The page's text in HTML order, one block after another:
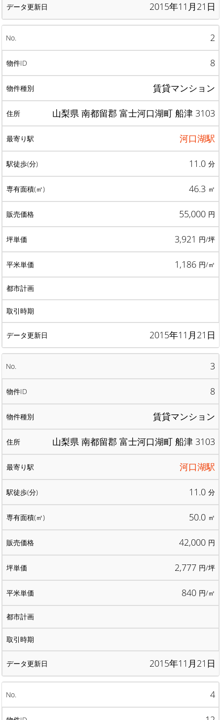
2015年11月21日
2
8
賃貸マンション
山梨県 南都留郡 富士河口湖町 船津 3103
河口湖駅
11.0 分
46.3 ㎡
55,000 円
3,921 円/坪
1,186 円/㎡
2015年11月21日
3
8
賃貸マンション
山梨県 南都留郡 富士河口湖町 船津 3103
河口湖駅
11.0 分
50.0 ㎡
42,000 円
2,777 円/坪
840 円/㎡
2015年11月21日
4